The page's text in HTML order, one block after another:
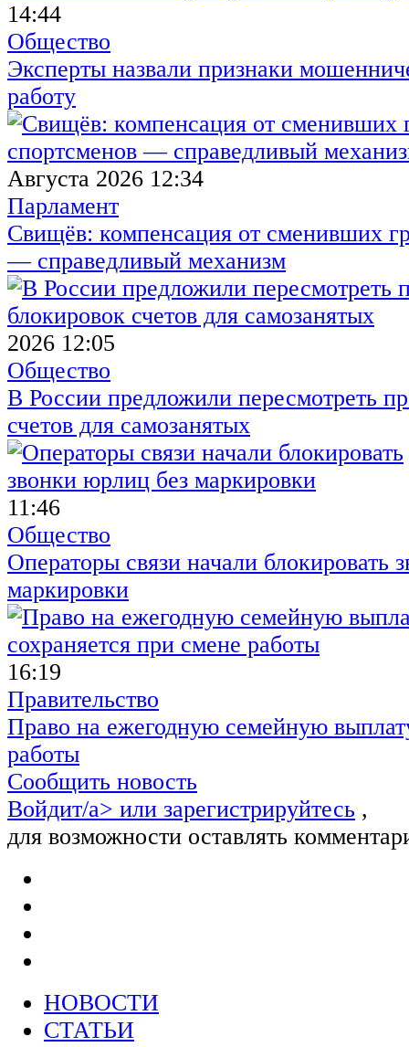
14:44
Общество
Эксперты назвали признаки
работу
Августа 2026 12:34
Парламент
Свищёв: компенсация от сменивших
— справедливый механизм
2026 12:05
Общество
В России предложили пересмотреть
счетов для самозанятых
11:46
Общество
Операторы связи начали блокировать
маркировки
16:19
Правительство
Право на ежегодную семейную
работы
Сообщить новость
Войдит/a> или зарегистрируйтесь ,
для возможности оставлять
НОВОСТИ
СТАТЬИ